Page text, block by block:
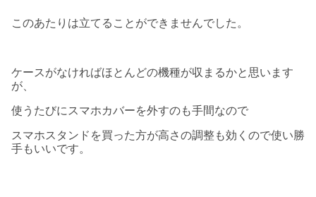
このあたりは立てることができませんでした。
ケースがなければほとんどの機種が収まるかと思います
が、
使うたびにスマホカバーを外すのも手間なので
スマホスタンドを買った方が高さの調整も効くので使い勝
手もいいです。